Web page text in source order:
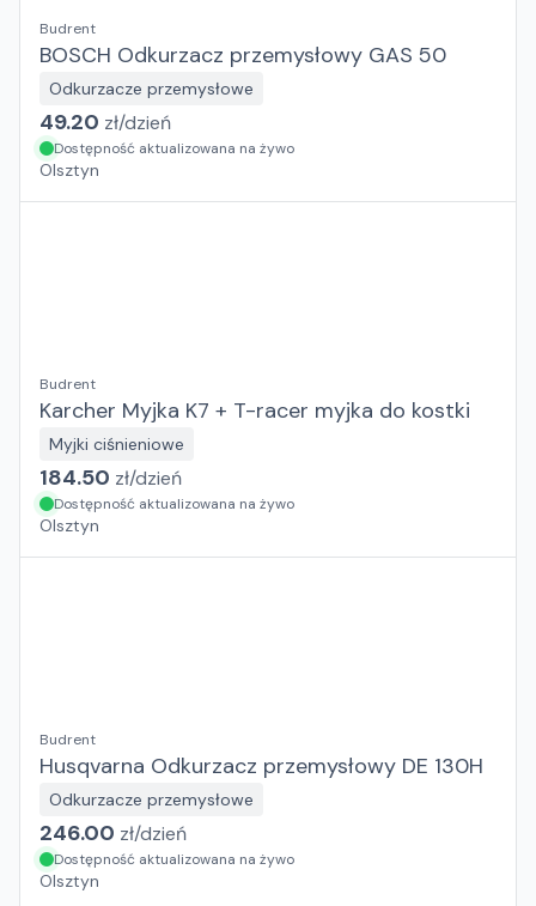
Budrent
BOSCH Odkurzacz przemysłowy GAS 50
Odkurzacze przemysłowe
49.20 zł/dzień
Dostępność aktualizowana na żywo
Olsztyn
Budrent
Karcher Myjka K7 + T-racer myjka do kostki
Myjki ciśnieniowe
184.50 zł/dzień
Dostępność aktualizowana na żywo
Olsztyn
Budrent
Husqvarna Odkurzacz przemysłowy DE 130H
Odkurzacze przemysłowe
246.00 zł/dzień
Dostępność aktualizowana na żywo
Olsztyn